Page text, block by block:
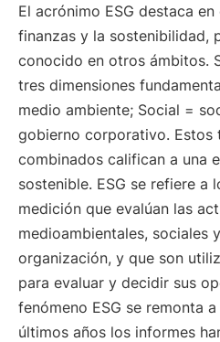
El acrónimo ESG destaca
finanzas y la sostenibilidad,
conocido en otros ámbitos.
tres dimensiones
medio ambiente; Social =
gobierno corporativo. Estos
combinados califican a una
sostenible. ESG se refiere a
medición que evalúan las
medioambientales, sociales
organización, y que son
para evaluar y decidir sus
fenómeno ESG se remonta
últimos años los informes